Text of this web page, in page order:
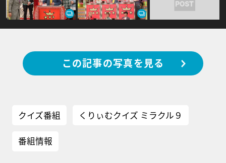
この記事の写真を見る
クイズ番組 くりぃむクイズ ミラクル９
番組情報